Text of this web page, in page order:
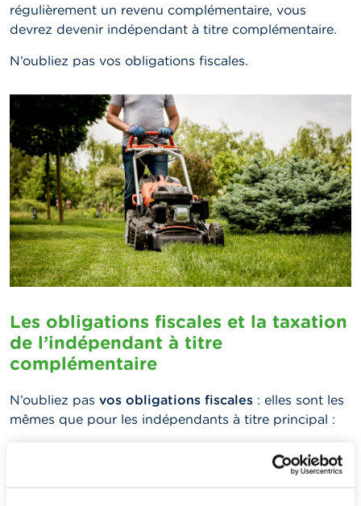
régulièrement un revenu complémentaire, vous
devrez devenir indépendant à titre complémentaire.
N’oubliez pas vos obligations fiscales.
Les obligations fiscales et la taxation
de l’indépendant à titre
complémentaire
N’oubliez pas vos obligations fiscales : elles sont les
mêmes que pour les indépendants à titre principal :